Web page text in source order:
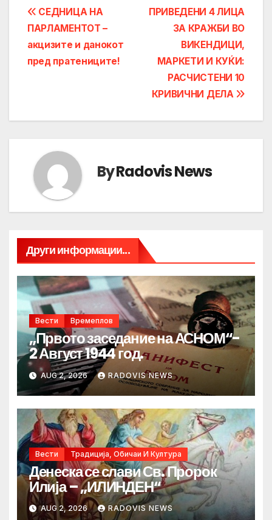
Post
navigation
ПРИВЕДЕНИ 4 ЛИЦА
ЗА КРАЖБИ ВО
ВИКЕНДИЦИ,
МАРКЕТИ И КУЌИ:
РАСЧИСТЕНИ 10
КРИВИЧНИ ДЕЛА
СЕДНИЦА НА
ПАРЛАМЕНТОТ –
акцизите и данокот
пред пратениците!
ByRadovis News
Други информации...
Вести Времеплов
„Првото заседание на АСНОМ“-
2 Август 1944 год.
AUG 2, 2026 RADOVIS NEWS
Вести Традиција, Обичаи И Култура
Денеска се слави Св. Пророк
Илија – „ИЛИНДЕН“
AUG 2, 2026 RADOVIS NEWS